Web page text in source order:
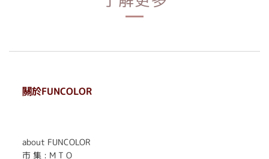
關於FUNCOLOR
about FUNCOLOR
市 集 : M T O